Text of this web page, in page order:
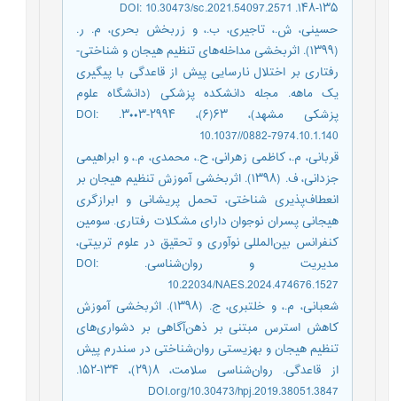
۱۳۵-۱۴۸. DOI: 10.30473/sc.2021.54097.2571
حسینی، ش.، تاجیری، ب.، و زربخش بحری، م. ر.
(۱۳۹۹). اثربخشی مداخله‌های تنظیم هیجان و شناختی-
رفتاری بر اختلال نارسایی پیش از قاعدگی با پیگیری
یک ماهه. مجله دانشکده پزشکی (دانشگاه علوم
پزشکی مشهد)، ۶۳(۶)، ۲۹۹۴-۳۰۰۳. DOI:
10.1037//0882-7974.10.1.140
قربانی، م.، کاظمی زهرانی، ح.، محمدی، م.، و ابراهیمی
جزدانی، ف. (۱۳۹۸). اثربخشی آموزش تنظیم هیجان بر
انعطاف‌پذیری شناختی، تحمل پریشانی و ابرازگری
هیجانی پسران نوجوان دارای مشکلات رفتاری. سومین
کنفرانس بین‌المللی نوآوری و تحقیق در علوم تربیتی،
مدیریت و روان‌شناسی. DOI:
10.22034/NAES.2024.474676.1527
شعبانی، م.، و خلتبری، ج. (۱۳۹۸). اثربخشی آموزش
کاهش استرس مبتنی بر ذهن‌آگاهی بر دشواری‌های
تنظیم هیجان و بهزیستی روان‌شناختی در سندرم پیش
از قاعدگی. روان‌شناسی سلامت، ۸(۲۹)، ۱۳۴-۱۵۲.
DOI.org/10.30473/hpj.2019.38051.3847